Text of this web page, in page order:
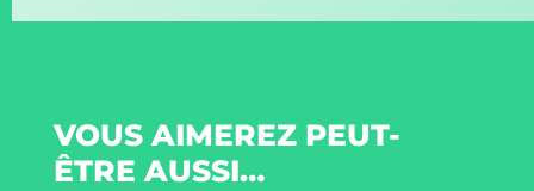
VOUS AIMEREZ PEUT-
ÊTRE AUSSI…